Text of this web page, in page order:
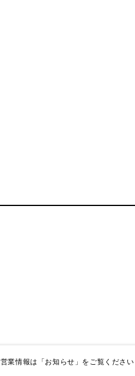
営業情報は 「お知らせ」 をご覧ください